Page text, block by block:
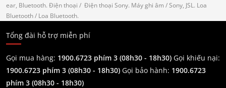
ear, Bluetooth. Điện thoại / Điện thoại Sony. Máy ghi âm / Sony, JSL. Loa
Bluetooth/ Loa Bluetooth.
Tổng đài hỗ trợ miễn phí
Gọi mua hàng: 1900.6723 phím 3 (08h30 - 18h30) Gọi khiếu nại:
1900.6723 phím 3 (08h30 - 18h30) Gọi bảo hành: 1900.6723
phím 3 (08h30 - 18h30)